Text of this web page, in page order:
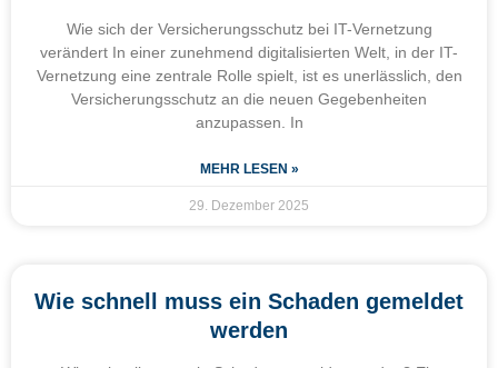
Wie sich der Versicherungsschutz bei IT-Vernetzung
verändert In einer zunehmend digitalisierten Welt, in der IT-
Vernetzung eine zentrale Rolle spielt, ist es unerlässlich, den
Versicherungsschutz an die neuen Gegebenheiten
anzupassen. In
MEHR LESEN »
29. Dezember 2025
Wie schnell muss ein Schaden gemeldet
werden